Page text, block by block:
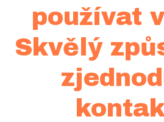
používat
Skvělý